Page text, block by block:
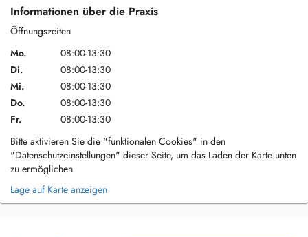
Informationen über die Praxis
Öffnungszeiten
Mo.
08:00-13:30
Di.
08:00-13:30
Mi.
08:00-13:30
Do.
08:00-13:30
Fr.
08:00-13:30
Bitte aktivieren Sie die "funktionalen Cookies" in den
"Datenschutzeinstellungen" dieser Seite, um das Laden der Karte unten
zu ermöglichen
Lage auf Karte anzeigen